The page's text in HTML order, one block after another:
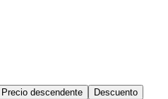
Precio descendente Descuento